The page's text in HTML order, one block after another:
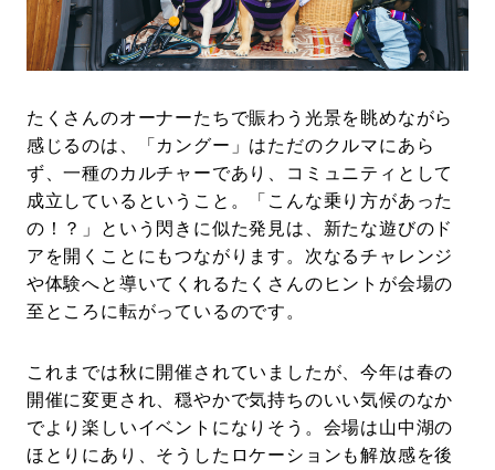
たくさんのオーナーたちで賑わう光景を眺めながら
感じるのは、「カングー」はただのクルマにあら
ず、一種のカルチャーであり、コミュニティとして
成立しているということ。「こんな乗り方があった
の！？」という閃きに似た発見は、新たな遊びのド
アを開くことにもつながります。次なるチャレンジ
や体験へと導いてくれるたくさんのヒントが会場の
至ところに転がっているのです。
これまでは秋に開催されていましたが、今年は春の
開催に変更され、穏やかで気持ちのいい気候のなか
でより楽しいイベントになりそう。会場は山中湖の
ほとりにあり、そうしたロケーションも解放感を後